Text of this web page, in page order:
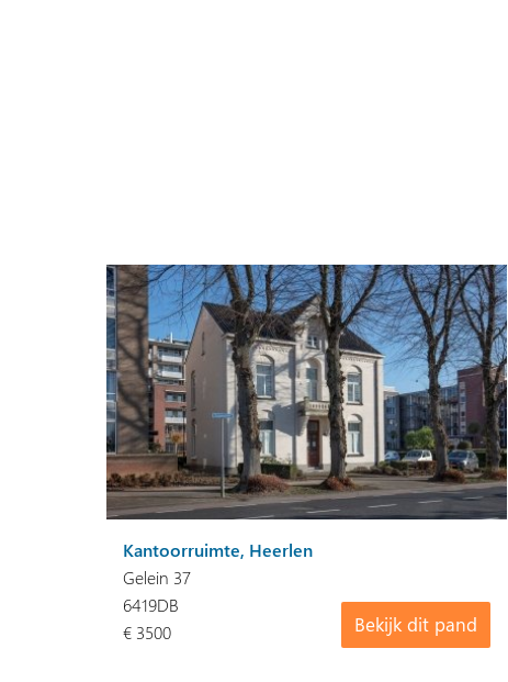
Kantoorruimte, Heerlen
Gelein 37
Bekijk dit pand
6419DB
€ 3500